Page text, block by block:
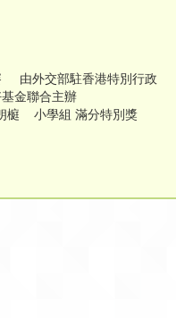
由外交部駐香港特別行政
金聯合主辦
榳 小學組 滿分特別獎